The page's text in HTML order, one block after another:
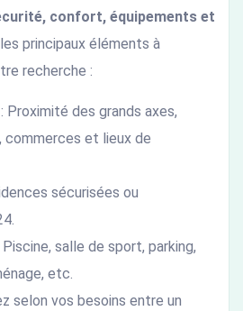
confort, équipements et
principaux éléments à
recherche :
: Proximité des grands axes,
commerces et lieux de
sécurisées ou
Piscine, salle de sport, parking,
etc.
selon vos besoins entre un